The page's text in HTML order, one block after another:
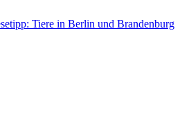
Tiere in Berlin und Brandenburg